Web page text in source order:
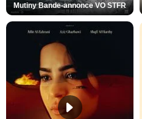
Mutiny Bande-annonce VO STFR